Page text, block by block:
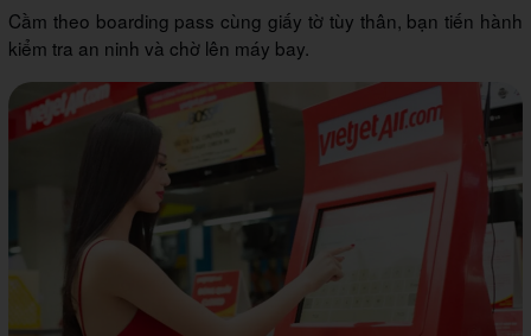
Cầm theo boarding pass cùng giấy tờ tùy thân, bạn tiến hành
kiểm tra an ninh và chờ lên máy bay.